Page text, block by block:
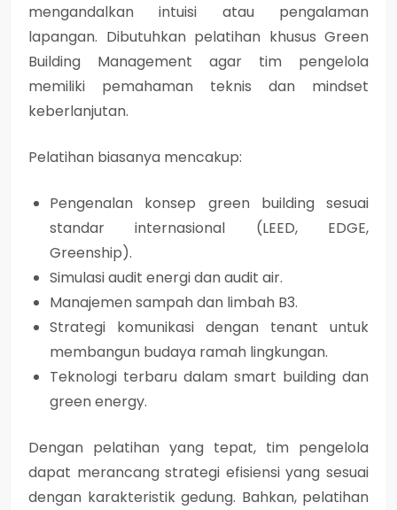
mengandalkan intuisi atau pengalaman
lapangan. Dibutuhkan pelatihan khusus Green
Building Management agar tim pengelola
memiliki pemahaman teknis dan mindset
keberlanjutan.
Pelatihan biasanya mencakup:
Pengenalan konsep green building sesuai
standar internasional (LEED, EDGE,
Greenship).
Simulasi audit energi dan audit air.
Manajemen sampah dan limbah B3.
Strategi komunikasi dengan tenant untuk
membangun budaya ramah lingkungan.
Teknologi terbaru dalam smart building dan
green energy.
Dengan pelatihan yang tepat, tim pengelola
dapat merancang strategi efisiensi yang sesuai
dengan karakteristik gedung. Bahkan, pelatihan